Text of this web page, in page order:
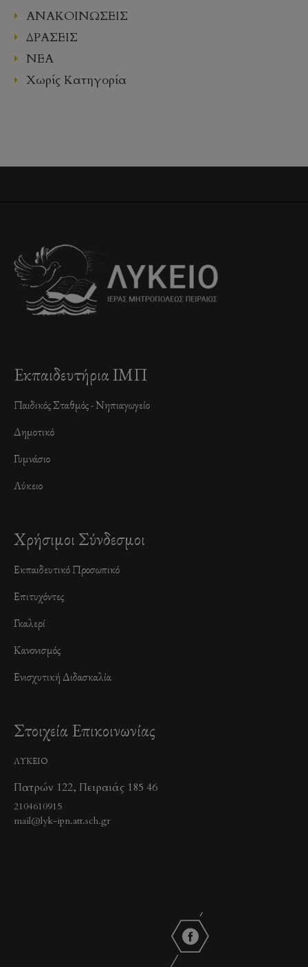
ΑΝΑΚΟΙΝΩΣΕΙΣ
ΔΡΑΣΕΙΣ
ΝΕΑ
Χωρίς Κατηγορία
Εκπαιδευτήρια ΙΜΠ
Παιδικός Σταθμός - Νηπιαγωγείο
Δημοτικό
Γυμνάσιο
Λύκειο
Χρήσιμοι Σύνδεσμοι
Εκπαιδευτικό Προσωπικό
Επιτυχόντες
Γκαλερί
Κανονισμός
Ενισχυτική Διδασκαλία
Στοιχεία Επικοινωνίας
ΛΥΚΕΙΟ
Πατρών 122, Πειραιάς 185 46
2104610915
mail@lyk-ipn.att.sch.gr